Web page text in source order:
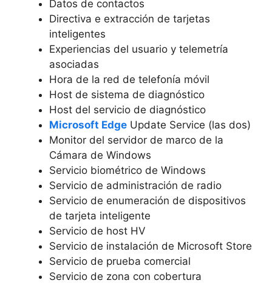
Datos de contactos
Directiva e extracción de tarjetas
inteligentes
Experiencias del usuario y telemetría
asociadas
Hora de la red de telefonía móvil
Host de sistema de diagnóstico
Host del servicio de diagnóstico
Microsoft Edge Update Service (las dos)
Monitor del servidor de marco de la
Cámara de Windows
Servicio biométrico de Windows
Servicio de administración de radio
Servicio de enumeración de dispositivos
de tarjeta inteligente
Servicio de host HV
Servicio de instalación de Microsoft Store
Servicio de prueba comercial
Servicio de zona con cobertura